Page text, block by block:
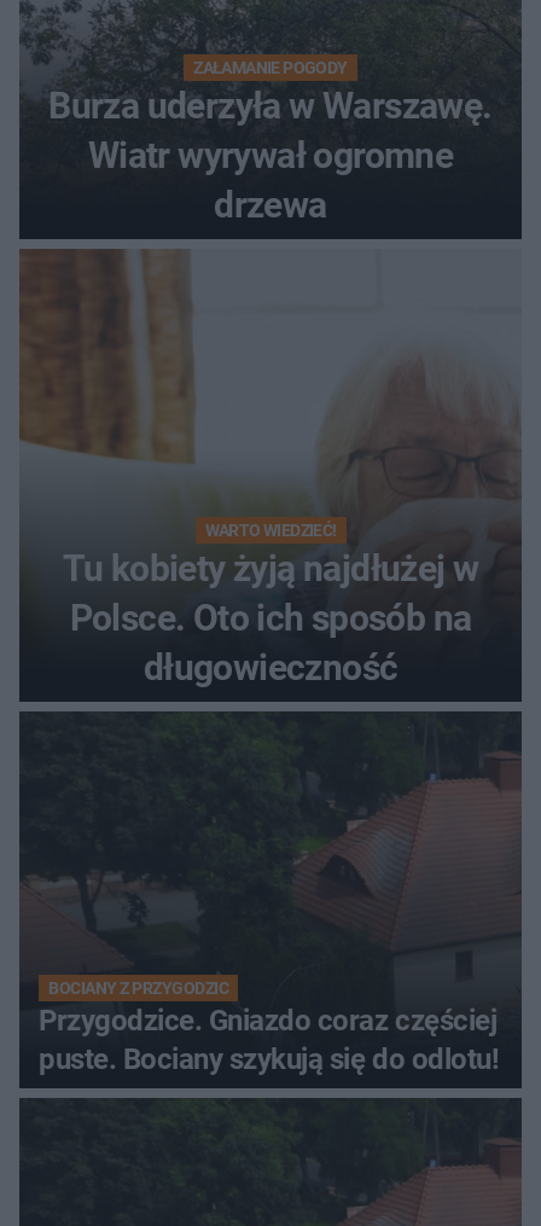
ZAŁAMANIE POGODY
Burza uderzyła w Warszawę.
Wiatr wyrywał ogromne
drzewa
WARTO WIEDZIEĆ!
Tu kobiety żyją najdłużej w
Polsce. Oto ich sposób na
długowieczność
BOCIANY Z PRZYGODZIC
Przygodzice. Gniazdo coraz częściej
puste. Bociany szykują się do odlotu!